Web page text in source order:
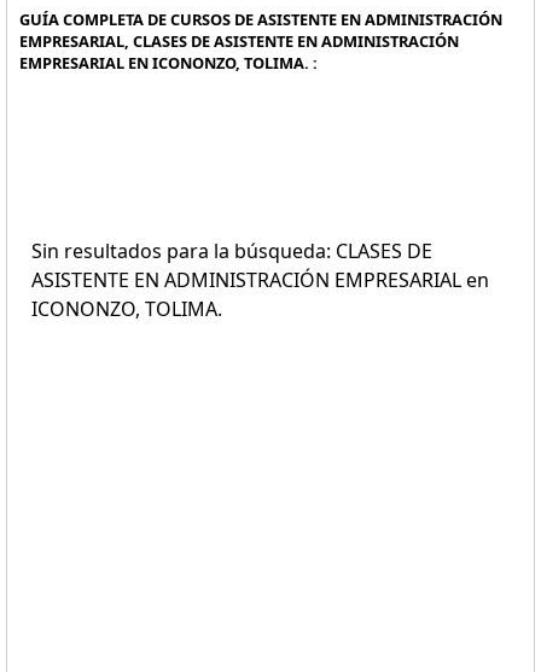
GUÍA COMPLETA DE CURSOS DE ASISTENTE EN ADMINISTRACIÓN
EMPRESARIAL, CLASES DE ASISTENTE EN ADMINISTRACIÓN
EMPRESARIAL EN ICONONZO, TOLIMA. :
Sin resultados para la búsqueda: CLASES DE
ASISTENTE EN ADMINISTRACIÓN EMPRESARIAL en
ICONONZO, TOLIMA.